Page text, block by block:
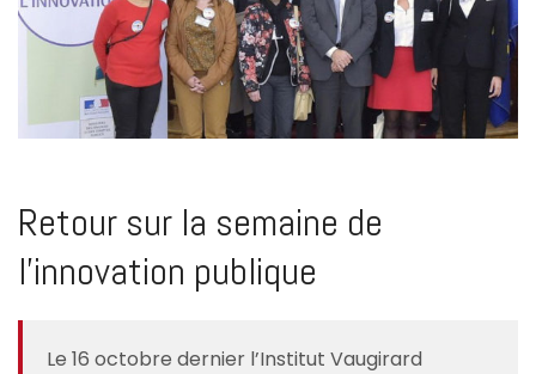
Retour sur la semaine de
l’innovation publique
Le 16 octobre dernier l’Institut Vaugirard